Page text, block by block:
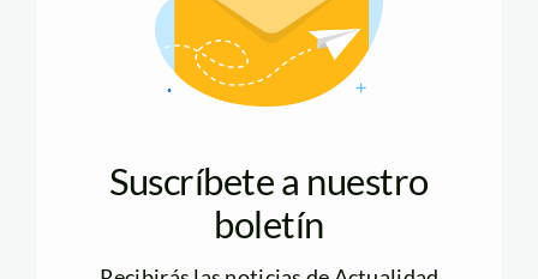
Suscríbete a nuestro
boletín